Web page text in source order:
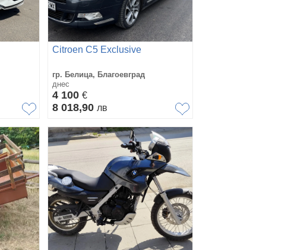
Citroen C5 Exclusive
гр. Белица, Благоевград
днес
4 100 €
8 018,90 лв